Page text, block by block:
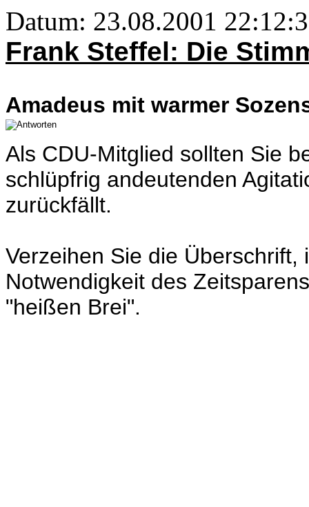
Datum: 23.08.2001
Frank Steffel: Die
Amadeus mit warmer
Als CDU-Mitglied sollten Sie
schlüpfrig andeutenden
zurückfällt.
Verzeihen Sie die
Notwendigkeit des
"heißen Brei".